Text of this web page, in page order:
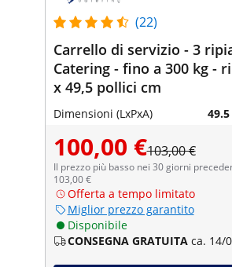
(22)
Carrello di servizio - 3
Catering - fino a 300 kg -
x 49,5 pollici cm
Dimensioni (LxPxA)
100,00 €103,00 €
Il prezzo più basso nei 30 giorni
103,00 €
Offerta a tempo limitato
Miglior prezzo garantito
Disponibile
CONSEGNA GRATUITA ca. 14/